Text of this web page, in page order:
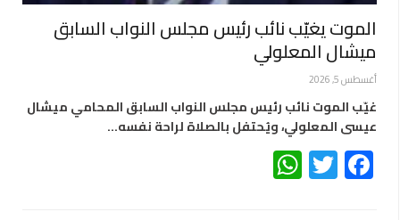
الموت يغيّب نائب رئيس مجلس النواب السابق
ميشال المعلولي
أغسطس 5, 2026
غيّب الموت نائب رئيس مجلس النواب السابق المحامي ميشال
عيسى المعلولي، ويُحتفل بالصلاة لراحة نفسه…
Facebook
Twitter